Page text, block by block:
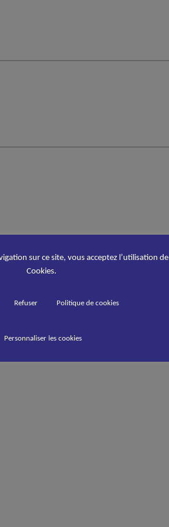
sur ce site, vous acceptez l’utilisation de
Cookies.
Refuser Politique de cookies
Personnaliser les cookies